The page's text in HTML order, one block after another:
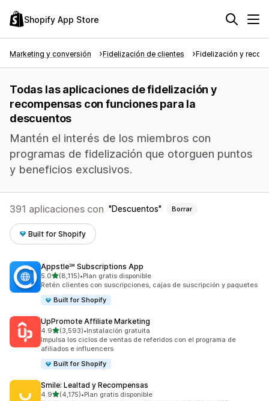
Shopify App Store
Marketing y conversión Fidelización de clientes Fidelización y
Todas las aplicaciones de fidelización y
recompensas con funciones para la
descuentos
Mantén el interés de los miembros con
programas de fidelización que otorguen puntos
y beneficios exclusivos.
391 aplicaciones con Descuentos Borrar
Built for Shopify
Appstle℠ Subscriptions App
5.0de 5 estrellas
(8,115)
8115 reseñas en total
•Plan gratis disponible
Retén clientes con suscripciones, cajas de suscripción y paquetes
Built for Shopify
UpPromote Affiliate Marketing
4.9de 5 estrellas
(3,593)
3593 reseñas en total
•Instalación gratuita
Impulsa los ciclos de ventas de referidos con el programa de
afiliados e influencers
Built for Shopify
Smile: Lealtad y Recompensas
4.9de 5 estrellas
(4,175)
4175 reseñas en total
•Plan gratis disponible